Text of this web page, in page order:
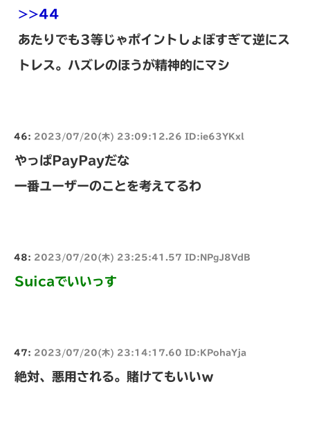
>>44
あたりでも3等じゃポイントしょぼすぎて逆にス
トレス。ハズレのほうが精神的にマシ
46: 2023/07/20(木) 23:09:12.26 ID:ie63YKxl
やっぱPayPayだな
一番ユーザーのことを考えてるわ
48: 2023/07/20(木) 23:25:41.57 ID:NPgJ8VdB
Suicaでいいっす
47: 2023/07/20(木) 23:14:17.60 ID:KPohaYja
絶対、悪用される。賭けてもいいｗ